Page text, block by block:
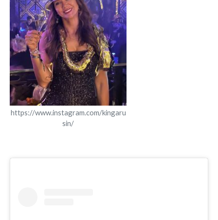
https://www.instagram.com/kingaru
sin/